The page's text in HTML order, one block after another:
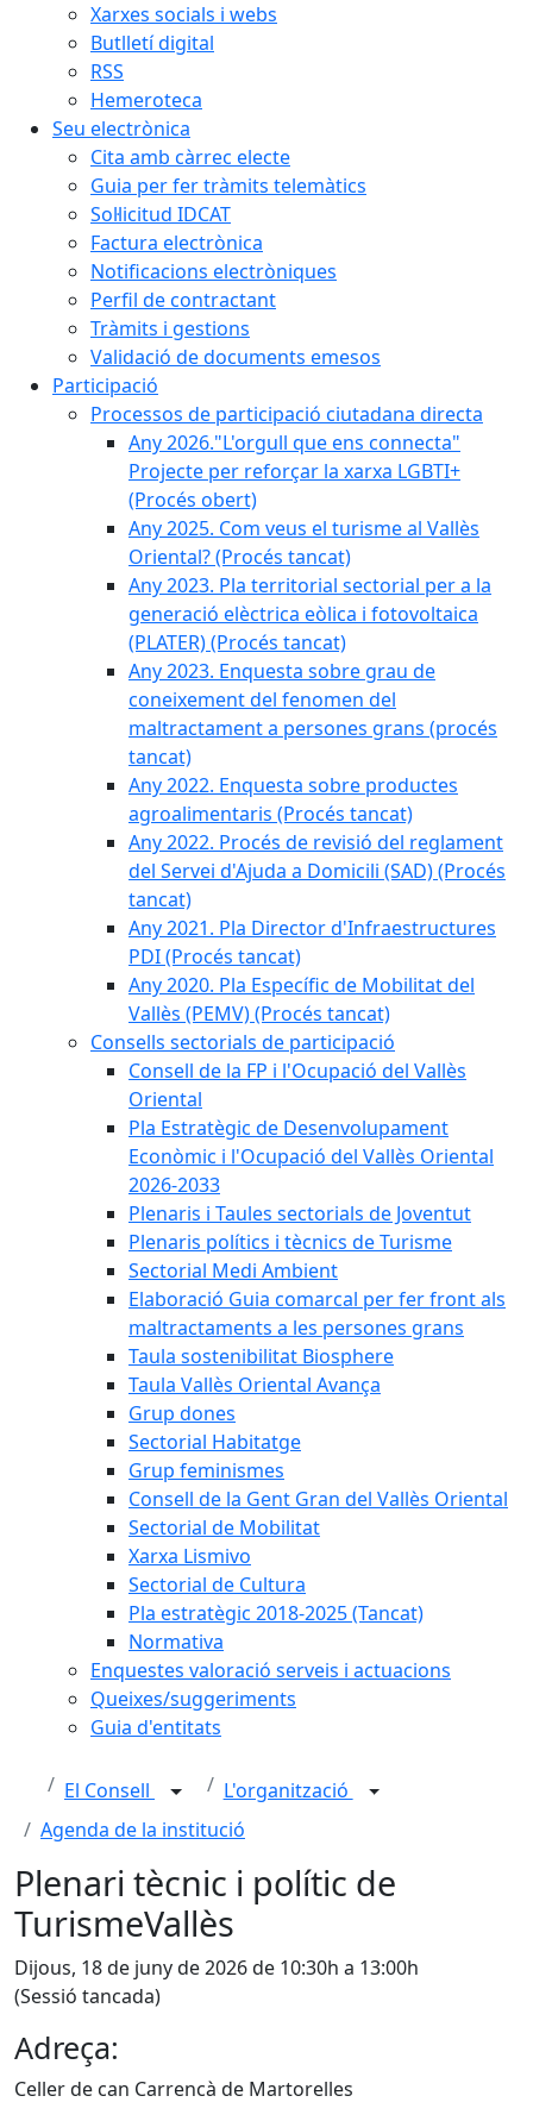
Xarxes socials i webs
Butlletí digital
RSS
Hemeroteca
Seu electrònica
Cita amb càrrec electe
Guia per fer tràmits telemàtics
Sol·licitud IDCAT
Factura electrònica
Notificacions electròniques
Perfil de contractant
Tràmits i gestions
Validació de documents emesos
Participació
Processos de participació ciutadana directa
Any 2026."L'orgull que ens connecta"
Projecte per reforçar la xarxa LGBTI+
(Procés obert)
Any 2025. Com veus el turisme al Vallès
Oriental? (Procés tancat)
Any 2023. Pla territorial sectorial per a la
generació elèctrica eòlica i fotovoltaica
(PLATER) (Procés tancat)
Any 2023. Enquesta sobre grau de
coneixement del fenomen del
maltractament a persones grans (procés
tancat)
Any 2022. Enquesta sobre productes
agroalimentaris (Procés tancat)
Any 2022. Procés de revisió del reglament
del Servei d'Ajuda a Domicili (SAD) (Procés
tancat)
Any 2021. Pla Director d'Infraestructures
PDI (Procés tancat)
Any 2020. Pla Específic de Mobilitat del
Vallès (PEMV) (Procés tancat)
Consells sectorials de participació
Consell de la FP i l'Ocupació del Vallès
Oriental
Pla Estratègic de Desenvolupament
Econòmic i l'Ocupació del Vallès Oriental
2026-2033
Plenaris i Taules sectorials de Joventut
Plenaris polítics i tècnics de Turisme
Sectorial Medi Ambient
Elaboració Guia comarcal per fer front als
maltractaments a les persones grans
Taula sostenibilitat Biosphere
Taula Vallès Oriental Avança
Grup dones
Sectorial Habitatge
Grup feminismes
Consell de la Gent Gran del Vallès Oriental
Sectorial de Mobilitat
Xarxa Lismivo
Sectorial de Cultura
Pla estratègic 2018-2025 (Tancat)
Normativa
Enquestes valoració serveis i actuacions
Queixes/suggeriments
Guia d'entitats
El Consell
L'organització
Agenda de la institució
Plenari tècnic i polític de
TurismeVallès
Dijous, 18 de juny de 2026 de 10:30h a 13:00h
(Sessió tancada)
Adreça:
Celler de can Carrencà de Martorelles